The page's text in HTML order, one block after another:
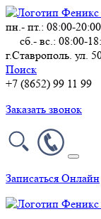
пн.- пт.: 08:00-20:00
сб.- вс.: 08:00-
г.Ставрополь. ул.
Поиск
+7 (8652) 99 11 99
Заказать звонок
Записаться Онлайн